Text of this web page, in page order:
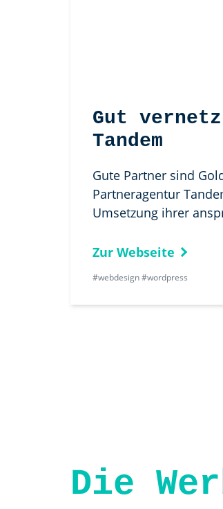
Gut
Tandem
Gute Partner sind
Partneragentur
Umsetzung ihrer
Zur Webseite
#webdesign #wordpress
Die